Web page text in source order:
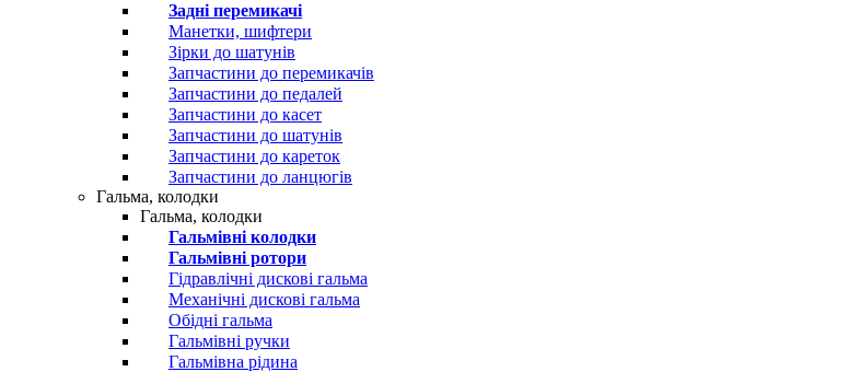
Задні перемикачі
Манетки, шифтери
Зірки до шатунів
Запчастини до перемикачів
Запчастини до педалей
Запчастини до касет
Запчастини до шатунів
Запчастини до кареток
Запчастини до ланцюгів
Гальма, колодки
Гальма, колодки
Гальмівні колодки
Гальмівні ротори
Гідравлічні дискові гальма
Механічні дискові гальма
Обідні гальма
Гальмівні ручки
Гальмівна рідина